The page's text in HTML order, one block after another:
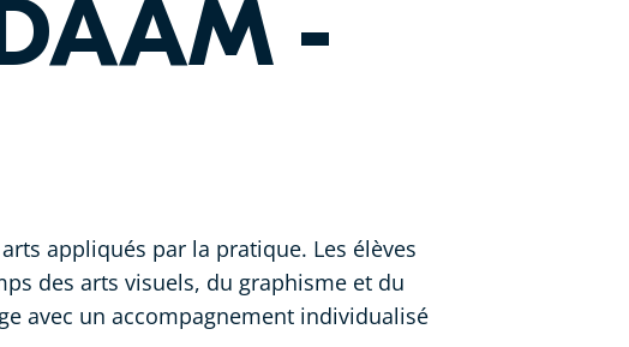
-
appliqués par la pratique. Les élèves
des arts visuels, du graphisme et du
avec un accompagnement individualisé